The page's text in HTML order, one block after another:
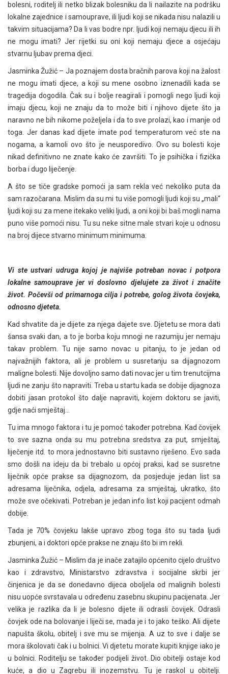
bolesni, roditelj ili netko blizak bolesniku da li nailazite na podršku
lokalne zajednice i samouprave, ili ljudi koji se nikada nisu nalazili u
takvim situacijama? Da li vas bodre npr. ljudi koji nemaju djecu ili ih
ne mogu imati? Jer rijetki su oni koji nemaju djece a osjećaju
stvarnu ljubav prema djeci.
Jasminka Žužić – Ja poznajem dosta bračnih parova koji na žalost
ne mogu imati djece, a koji su mene osobno iznenadili kada se
tragedija dogodila. Čak su i bolje reagirali i pomogli nego ljudi koji
imaju djecu, koji ne znaju da to može biti i njihovo dijete što ja
naravno ne bih nikome poželjela i da to sve prolazi, kao i manje od
toga. Jer danas kad dijete imate pod temperaturom već ste na
nogama, a kamoli ovo što je neusporedivo. Ovo su bolesti koje
nikad definitivno ne znate kako će završiti. To je psihička i fizička
borba i dugo liječenje.
A što se tiče gradske pomoći ja sam rekla već nekoliko puta da
sam razočarana. Mislim da su mi tu više pomogli ljudi koji su „mali“
ljudi koji su za mene itekako veliki ljudi, a oni koji bi baš mogli nama
puno više pomoći nisu. Tu su neke sitne male stvari koje u odnosu
na broj dijece stvarno minimum minimuma.
Vi ste ustvari udruga kojoj je najviše potreban novac i potpora
lokalne samouprave jer vi doslovno djelujete za život i značite
život. Počevši od primarnoga cilja i potrebe, golog života čovjeka,
odnosno djeteta.
Kad shvatite da je dijete za njega dajete sve. Djetetu se mora dati
šansa svaki dan, a to je borba koju mnogi ne razumiju jer nemaju
takav problem. Tu nije samo novac u pitanju, to je jedan od
najvažnijih faktora, ali je problem u susretanju sa dijagnozom
maligne bolesti. Nije dovoljno samo dati novac jer u tim trenutcijma
ljudi ne zanju što napraviti. Treba u startu kada se dobije dijagnoza
dobiti jasan protokol što dalje napraviti, kojem doktoru se javiti,
gdje naći smještaj…
Tu ima mnogo faktora i tu je pomoć također potrebna. Kad čovijek
to sve sazna onda su mu potrebna sredstva za put, smještaj,
liječenje itd. to mora jednostavno biti sustavno riješeno. Evo sada
smo došli na ideju da bi trebalo u općoj praksi, kad se susretne
liječnik opće prakse sa dijagnozom, da posjeduje jedan list sa
adresama liječnika, odjela, adresama za smještaj, ukratko, što
može sve očekivati. Potreban je jedan info list koji pacijent odmah
dobije.
Tada je 70% čovjeku lakše upravo zbog toga što su tada ljudi
zbunjeni, a i doktori opće prakse ne znaju što bi im rekli.
Jasminka Žužić – Mislim da je inače zatajilo općenito cijelo društvo
kao i zdravstvo, Ministarstvo zdravstva i socijalne skrbi jer
činjenica je da se donedavno dijeca oboljela od malignih bolesti
nisu uopće svrstavala u određenu zasebnu skupinu pacijenata. Jer
velika je razlika da li je bolesno dijete ili odrasli čovijek. Odrasli
čovjek ode na bolovanje i liječi se, mada je i to jako teško. Ali dijete
napušta školu, obitelj i sve mu se mijenja. A uz to sve i dalje se
mora školovati čak i u bolnici. Vi djetetu morate kupiti knjige iako je
u bolnici. Roditelju se također podijeli život. Dio obitelji ostaje kod
kuće, a dio u Zagrebu ili inozemstvu. Tu je raskol u obitelji.